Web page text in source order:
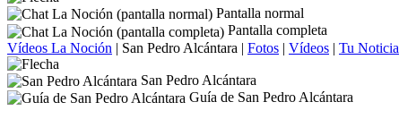
Pantalla normal
Pantalla completa
Vídeos La Noción | San Pedro Alcántara | Fotos | Vídeos | Tu Noticia
San Pedro Alcántara
Guía de San Pedro Alcántara